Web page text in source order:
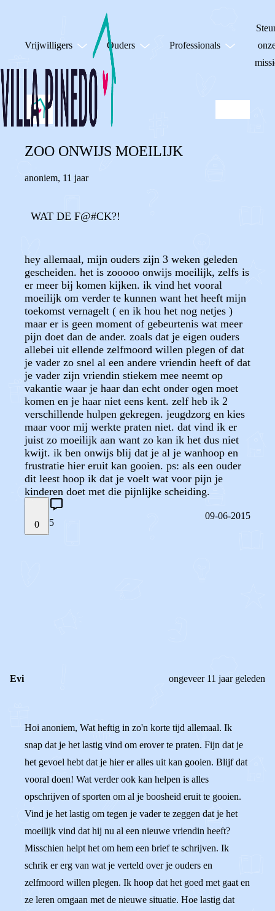
Vrijwilligers Ouders Professionals
ZOO ONWIJS MOEILIJK
anoniem, 11 jaar
WAT DE F@#CK?!
hey allemaal, mijn ouders zijn 3 weken geleden
gescheiden. het is zooooo onwijs moeilijk, zelfs is
er meer bij komen kijken. ik vind het vooral
moeilijk om verder te kunnen want het heeft mijn
toekomst vernagelt ( en ik hou het nog netjes )
maar er is geen moment of gebeurtenis wat meer
pijn doet dan de ander. zoals dat je eigen ouders
allebei uit ellende zelfmoord willen plegen of dat
je vader zo snel al een andere vriendin heeft of dat
je vader zijn vriendin stiekem mee neemt op
vakantie waar je haar dan echt onder ogen moet
komen en je haar niet eens kent. zelf heb ik 2
verschillende hulpen gekregen. jeugdzorg en kies
maar voor mij werkte praten niet. dat vind ik er
juist zo moeilijk aan want zo kan ik het dus niet
kwijt. ik ben onwijs blij dat je al je wanhoop en
frustratie hier eruit kan gooien. ps: als een ouder
dit leest hoop ik dat je voelt wat voor pijn je
kinderen doet met die pijnlijke scheiding.
0 5
09-06-2015
Evi ongeveer 11 jaar geleden
Hoi anoniem, Wat heftig in zo'n korte tijd allemaal. Ik
snap dat je het lastig vind om erover te praten. Fijn dat je
het gevoel hebt dat je hier er alles uit kan gooien. Blijf dat
vooral doen! Wat verder ook kan helpen is alles
opschrijven of sporten om al je boosheid eruit te gooien.
Vind je het lastig om tegen je vader te zeggen dat je het
moeilijk vind dat hij nu al een nieuwe vriendin heeft?
Misschien helpt het om hem een brief te schrijven. Ik
schrik er erg van wat je verteld over je ouders en
zelfmoord willen plegen. Ik hoop dat het goed met gaat en
ze leren omgaan met de nieuwe situatie. Hoe lastig dat